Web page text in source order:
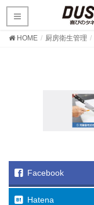
HOME 厨房衛生管理
Facebook
Hatena